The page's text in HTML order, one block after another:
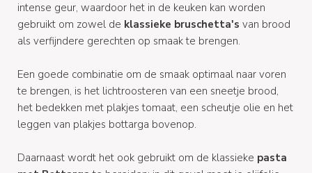
intense geur, waardoor het in de keuken kan worden
gebruikt om zowel de klassieke bruschetta's van brood
als verfijndere gerechten op smaak te brengen.
Een goede combinatie om de smaak optimaal naar voren
te brengen, is het lichtroosteren van een sneetje brood,
het bedekken met plakjes tomaat, een scheutje olie en het
leggen van plakjes bottarga bovenop.
Daarnaast wordt het ook gebruikt om de klassieke pasta